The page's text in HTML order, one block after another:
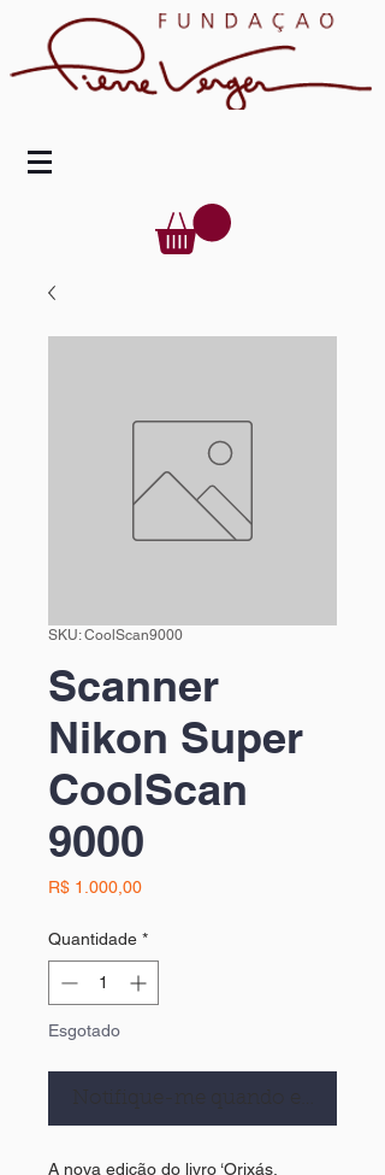
SKU: CoolScan9000
Scanner
Nikon Super
CoolScan
9000
R$ 1.000,00Preço
Quantidade *
Esgotado
Notifique-me quando estiver
A nova edição do livro ‘Orixás,